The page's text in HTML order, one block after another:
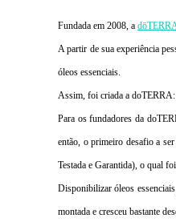
Fundada em 2008, a
A partir de sua experiência
óleos essenciais.
Assim, foi criada a
Para os fundadores da
então, o primeiro desafio a
Testada e Garantida), o qual
Disponibilizar óleos
montada e cresceu bastante